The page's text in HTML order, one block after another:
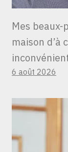
Mes
maison d’à
6 août 2026